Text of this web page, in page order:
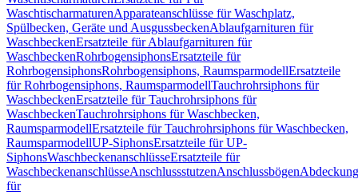
WaschtischarmaturenApparateanschlüsse für Waschplatz,
Spülbecken, Geräte und AusgussbeckenAblaufgarnituren für
WaschbeckenErsatzteile für Ablaufgarnituren für
WaschbeckenRohrbogensiphonsErsatzteile für
RohrbogensiphonsRohrbogensiphons, RaumsparmodellErsatzteile
für Rohrbogensiphons, RaumsparmodellTauchrohrsiphons für
WaschbeckenErsatzteile für Tauchrohrsiphons für
WaschbeckenTauchrohrsiphons für Waschbecken,
RaumsparmodellErsatzteile für Tauchrohrsiphons für Waschbecken,
RaumsparmodellUP-SiphonsErsatzteile für UP-
SiphonsWaschbeckenanschlüsseErsatzteile für
WaschbeckenanschlüsseAnschlussstutzenAnschlussbögen
für